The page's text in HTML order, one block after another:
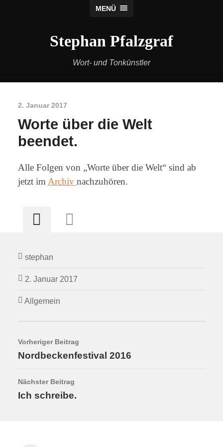
MENÜ
Stephan Pfalzgraf
Wort- und Tonkünstler
2. Januar 2017
Worte über die Welt
beendet.
Alle Folgen von „Worte über die Welt“ sind ab
jetzt imArchiv nachzuhören.
stephan
2. Januar 2017
Allgemein
Vorheriger Beitrag
Nordbeckenfestival 2016
Nächster Beitrag
Ich schreibe.